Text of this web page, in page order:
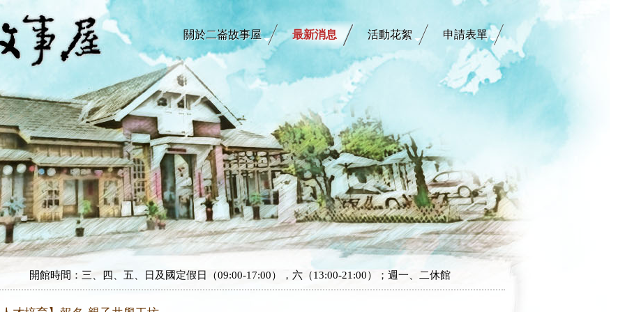
關於二崙故事屋 最新消息 活動花絮 申請表單
開館時間：三、四、五、日及國定假日（09:00-17:00），六（13:00-21:00）；週一、二休館
開館時間：三、四、五、日及國定假日（09:00-17:00），六（13:00-21:00）；週一、二休館